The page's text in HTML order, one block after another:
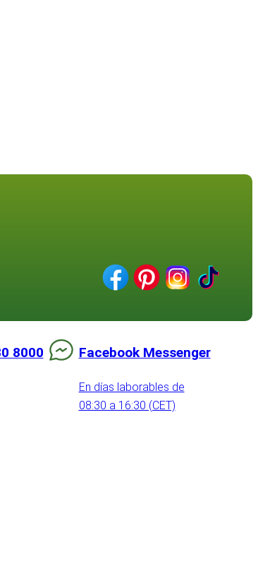
8000 Facebook Messenger
En días laborables de
08:30 a 16:30 (CET)